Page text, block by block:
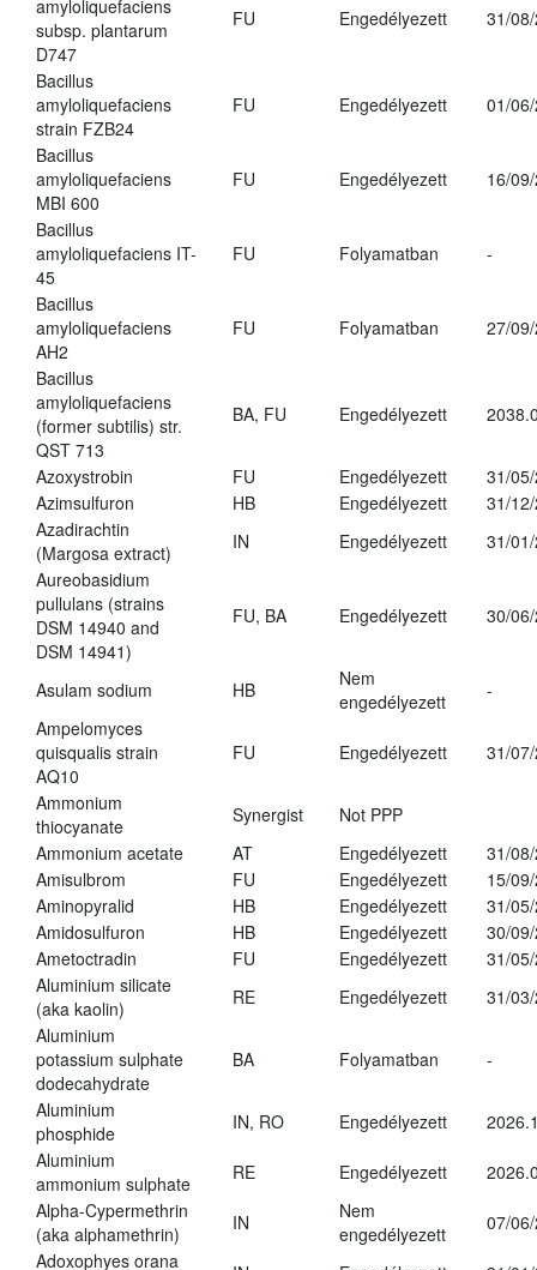
amyloliquefaciens
subsp. plantarum
D747
FU Engedélyezett 31/
Bacillus
amyloliquefaciens
strain FZB24
FU Engedélyezett 01/
Bacillus
amyloliquefaciens
MBI 600
FU Engedélyezett 16/
Bacillus
amyloliquefaciens IT-
45
FU Folyamatban -
Bacillus
amyloliquefaciens
AH2
FU Folyamatban 27/
Bacillus
amyloliquefaciens
(former subtilis) str.
QST 713
BA, FU Engedélyezett
Azoxystrobin FU Engedélyezett
31/
Azimsulfuron
HB Engedélyezett
31/
Azadirachtin
(Margosa extract)
IN Engedélyezett
31/
Aureobasidium
pullulans (strains
DSM 14940 and
DSM 14941)
FU, BA Engedélyezett 30/
Asulam sodium HB
Nem
engedélyezett
-
Ampelomyces
quisqualis strain
AQ10
FU Engedélyezett 31/
Ammonium
thiocyanate
Synergist
Not PPP
Ammonium acetate
AT Engedélyezett
31/
Amisulbrom
FU Engedélyezett
15/
Aminopyralid
HB Engedélyezett
31/
Amidosulfuron
HB Engedélyezett
30/
Ametoctradin
FU Engedélyezett
31/
Aluminium silicate
(aka kaolin)
RE Engedélyezett
31/
Aluminium
potassium sulphate
dodecahydrate
BA Folyamatban -
Aluminium
phosphide
IN, RO Engedélyezett
Aluminium
ammonium sulphate
RE Engedélyezett
Alpha-Cypermethrin
(aka alphamethrin)
IN
Nem
engedélyezett
07/
Adoxophyes orana